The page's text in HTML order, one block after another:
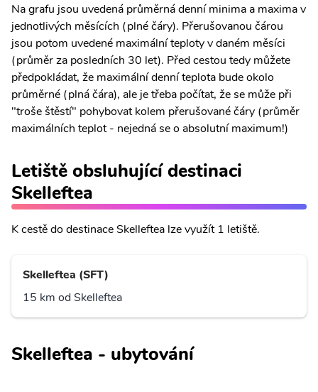
Na grafu jsou uvedená průměrná denní minima a maxima v
jednotlivých měsících (plné čáry). Přerušovanou čárou
jsou potom uvedené maximální teploty v daném měsíci
(průměr za posledních 30 let). Před cestou tedy můžete
předpokládat, že maximální denní teplota bude okolo
průměrné (plná čára), ale je třeba počítat, že se může při
"troše štěstí" pohybovat kolem přerušované čáry (průměr
maximálních teplot - nejedná se o absolutní maximum!)
Letiště obsluhující destinaci
Skelleftea
K cestě do destinace Skelleftea lze využít 1 letiště.
Skelleftea (SFT)
15 km od Skelleftea
Skelleftea - ubytování